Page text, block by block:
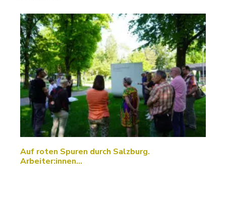
Auf roten Spuren durch Salzburg.
Arbeiter:innen…